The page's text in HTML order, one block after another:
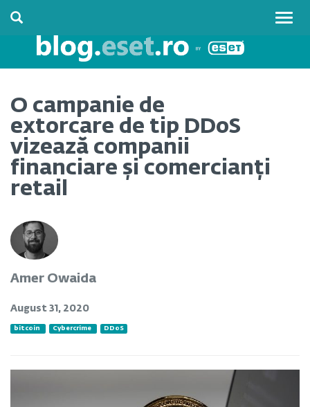
O campanie de
extorcare de tip DDoS
vizează companii
financiare și comercianți
retail
Amer Owaida
August 31, 2020
bitcoin Cybercrime DDoS